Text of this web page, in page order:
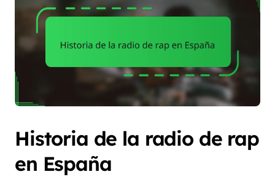
Historia de la radio de rap
en España